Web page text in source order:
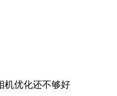
机优化还不够好